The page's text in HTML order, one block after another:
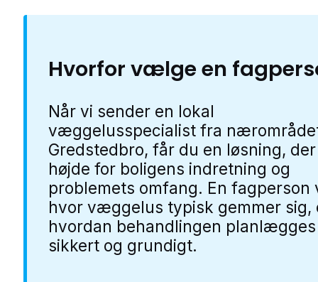
Hvorfor vælge en
Når vi sender en lokal
væggelusspecialist fra
Gredstedbro, får du en løsning,
højde for boligens indretning og
problemets omfang. En fagperson
hvor væggelus typisk gemmer sig,
hvordan behandlingen
sikkert og grundigt.